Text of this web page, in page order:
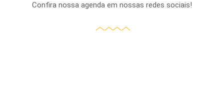
Confira nossa agenda em nossas redes sociais!